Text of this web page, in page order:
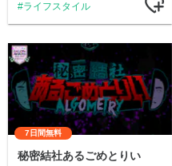
ライフスタイル
7日間無料
秘密結社あるごめとりい